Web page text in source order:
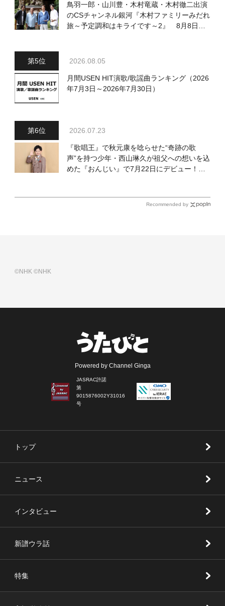
鳥羽一郎・山川豊・木村竜蔵・木村徹二出演
のCSチャンネル銀河『木村ファミリーみだれ
旅～予定調和はキライです～2』 8月8日
2026.08.05
月間USEN HIT演歌/歌謡曲ランキング（2026
年7月3日～2026年7月30日）
2026.07.23
『歌唱王』で秋元康を唸らせた“奇跡の歌
声”を持つ少年・西山琳久が祖父への想いを込
めた『おんじい』で7月22日にデビュー！
Recommended by
©NHK©NHK
Powered by Channel Ginga
JASRAC許諾
第
9015876002Y31016
号
トップ
ニュース
インタビュー
新譜ウラ話
特集